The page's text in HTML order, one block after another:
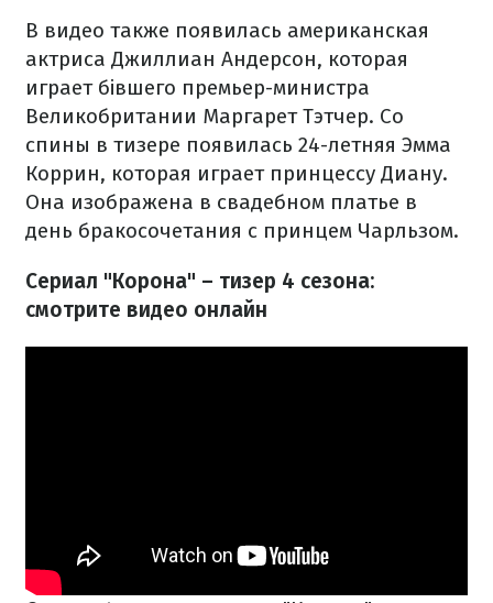
В видео также появилась американская
актриса Джиллиан Андерсон, которая
играет бівшего премьер-министра
Великобритании Маргарет Тэтчер. Со
спины в тизере появилась 24-летняя Эмма
Коррин, которая играет принцессу Диану.
Она изображена в свадебном платье в
день бракосочетания с принцем Чарльзом.
Сериал "Корона" – тизер 4 сезона:
смотрите видео онлайн